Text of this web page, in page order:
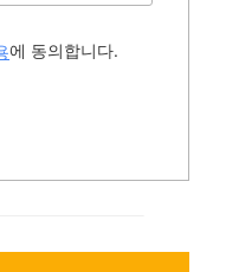
에 동의합니다.